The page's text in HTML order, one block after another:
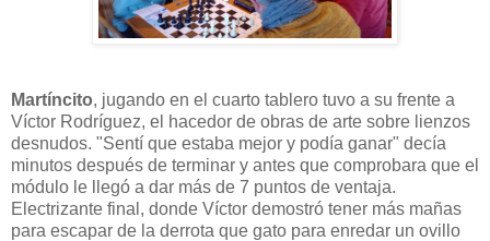
Martíncito, jugando en el cuarto tablero tuvo a su frente a
Víctor Rodríguez, el hacedor de obras de arte sobre lienzos
desnudos. "Sentí que estaba mejor y podía ganar" decía
minutos después de terminar y antes que comprobara que el
módulo le llegó a dar más de 7 puntos de ventaja.
Electrizante final, donde Víctor demostró tener más mañas
para escapar de la derrota que gato para enredar un ovillo